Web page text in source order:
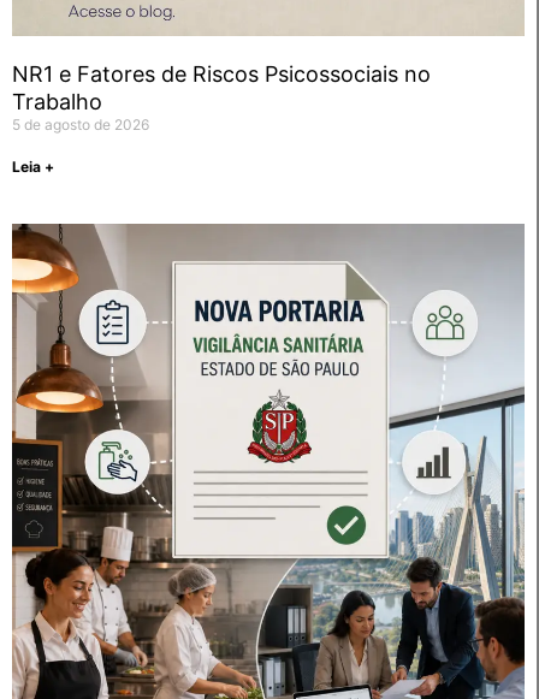
NR1 e Fatores de Riscos Psicossociais no
Trabalho
5 de agosto de 2026
Leia +